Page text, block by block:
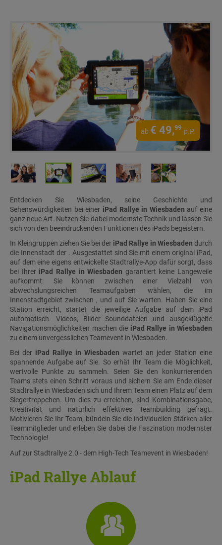
ab € 49,99 p.P.
Entdecken Sie Wiesbaden, seine Geschichte und
Sehenswürdigkeiten bei einer iPad Rallye in Wiesbaden auf eine
ganz neue Art. Nutzen Sie dabei modernste Technik und lassen Sie
sich von den beeindruckenden Funktionen des iPads begeistern.
In Kleingruppen ziehen Sie bei der iPad Rallye in Wiesbaden durch
die Innenstadt der . Ausgestattet sind Sie mit einem original iPad,
auf dem eine eigens entwickelte Stadtrallye-App dafür sorgt, dass
bei Ihrer iPad Rallye in Wiesbaden garantiert keine Langeweile
aufkommt: Sie können zwischen einer Vielzahl von
abwechslungsreichen Teamaufgaben wählen, die im
Innenstadtgebiet zwischen , und auf Sie warten. Haben Sie eine
Station erreicht, startet die jeweilige Aufgabe auf dem iPad
automatisch. Videos, Bilder Sounddateien und ausgeklügelte
Navigationsmöglichkeiten machen die iPad Rallye in Wiesbaden
zu einem unvergesslichen Teamevent in Wiesbaden.
Bei der iPad Rallye in Wiesbaden wartet an jeder Station eine
spannende Aufgabe auf Sie. So erhät Ihr Team die Möglichkeit,
wertvolle Punkte zu sammeln. Seien Sie den konkurrierenden
Teams stets einen Schritt voraus und sichern Sie am Ende dieser
Stadtrallye in Wiesbaden sich und Ihrem Team einen Platz auf dem
Siegertreppchen. Um dies zu erreichen, sind Kombinationsgabe,
Kreativität und natürlich effektives Teambuilding gefragt.
Motivieren Sie Ihr Team, bündeln Sie die individuellen Stärken aller
Teammitglieder und erleben Sie dabei die Faszination modernster
Technologie!
Auf zur Stadtrallye 2.0 - dem High-Tech Teamevent in Wiesbaden!
iPad Rallye Ablauf